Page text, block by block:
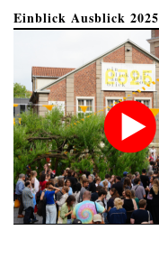
Einblick Ausblick 2025